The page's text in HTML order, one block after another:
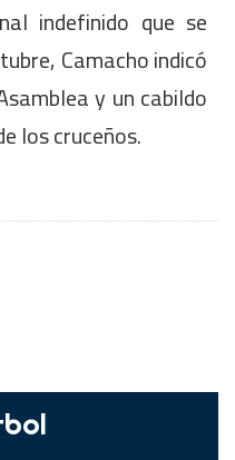
indefinido que se
Camacho indicó
y un cabildo
los cruceños.